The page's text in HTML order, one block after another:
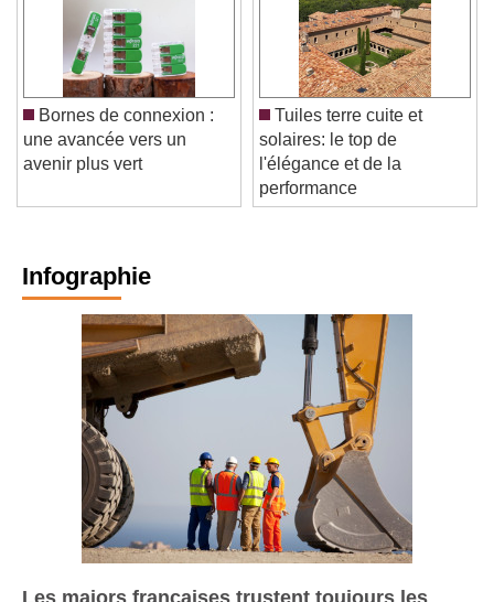
Bornes de connexion :
une avancée vers un
Tuiles terre cuite et
solaires: le top de
l'élégance et de la
performance
Infographie